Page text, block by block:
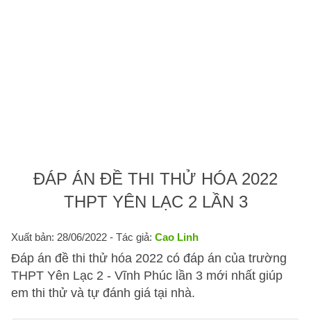
ĐÁP ÁN ĐỀ THI THỬ HÓA 2022
THPT YÊN LẠC 2 LẦN 3
Xuất bản: 28/06/2022 - Tác giả: Cao Linh
Đáp án đề thi thử hóa 2022 có đáp án của trường
THPT Yên Lạc 2 - Vĩnh Phúc lần 3 mới nhất giúp
em thi thử và tự đánh giá tại nhà.